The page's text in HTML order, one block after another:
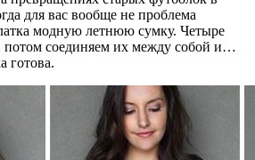
для вас вообще не проблема
модную летнюю сумку. Четыре
потом соединяем их между собой и…
готова.